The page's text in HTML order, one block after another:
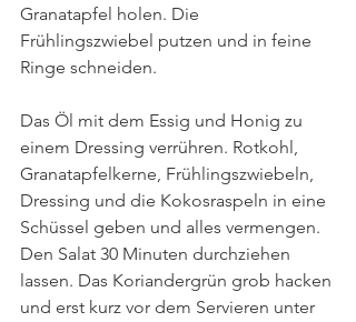
Granatapfel holen. Die
Frühlingszwiebel putzen und in feine
Ringe schneiden.
Das Öl mit dem Essig und Honig zu
einem Dressing verrühren. Rotkohl,
Granatapfelkerne, Frühlingszwiebeln,
Dressing und die Kokosraspeln in eine
Schüssel geben und alles vermengen.
Den Salat 30 Minuten durchziehen
lassen. Das Koriandergrün grob hacken
und erst kurz vor dem Servieren unter